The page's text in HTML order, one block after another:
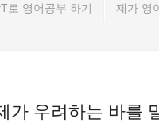
로 영어공부 하기 제가 영
가 우려하는 바를